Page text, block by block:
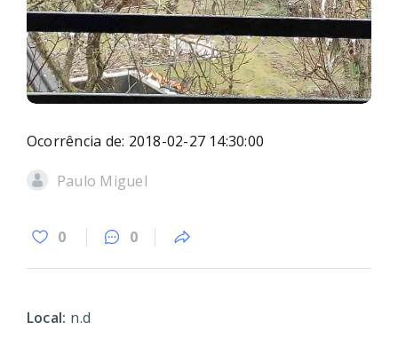
Ocorrência de: 2018-02-27 14:30:00
Paulo Miguel
0 0
Local: n.d